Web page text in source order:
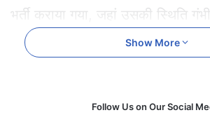
भर्ती कराया गया, जहां उसकी स्थिति
है।
पुलिस ने मामले की गंभीरता को देखते हुए
Show More
Follow Us on Our Social